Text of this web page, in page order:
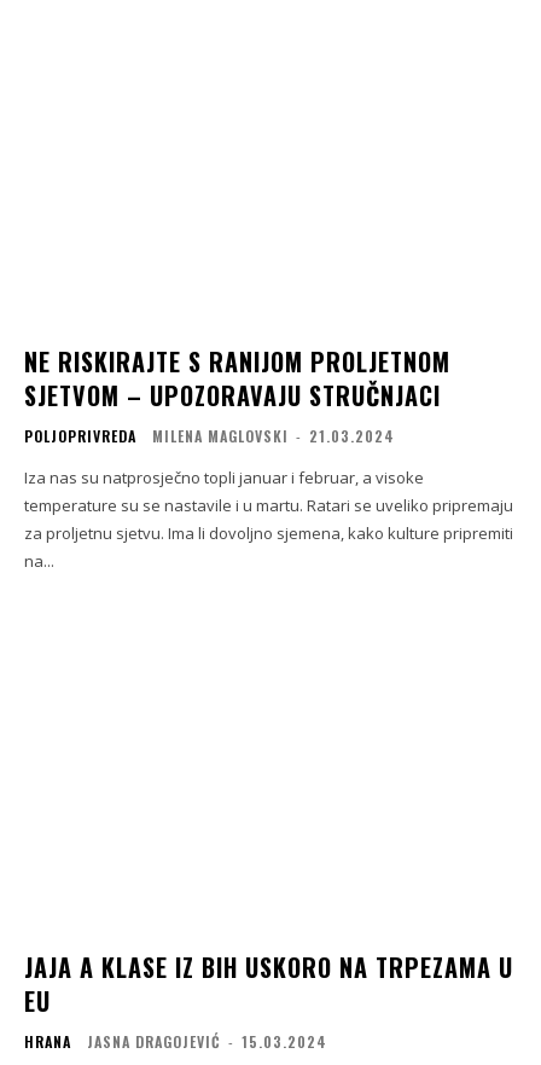
NE RISKIRAJTE S RANIJOM PROLJETNOM
SJETVOM – UPOZORAVAJU STRUČNJACI
POLJOPRIVREDA MILENA MAGLOVSKI - 21.03.2024
Iza nas su natprosječno topli januar i februar, a visoke
temperature su se nastavile i u martu. Ratari se uveliko pripremaju
za proljetnu sjetvu. Ima li dovoljno sjemena, kako kulture pripremiti
na...
JAJA A KLASE IZ BIH USKORO NA TRPEZAMA U
EU
HRANA JASNA DRAGOJEVIĆ - 15.03.2024